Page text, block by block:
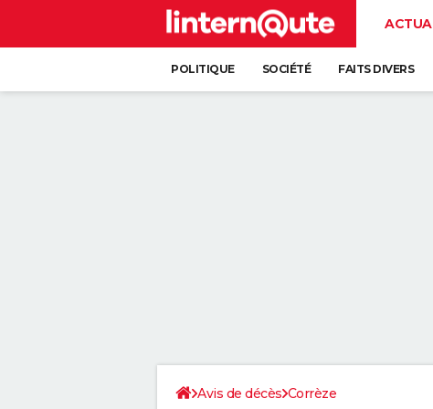
POLITIQUE SOCIÉTÉ FAITS DIVERS
Avis de décès Corrèze